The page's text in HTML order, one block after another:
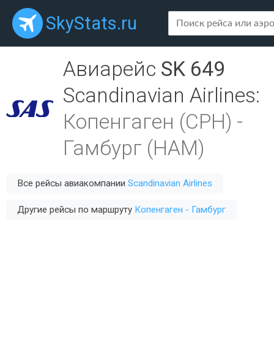
SkyStats.ru
Авиарейс SK 649
Scandinavian Airlines:
Копенгаген (CPH) -
Гамбург (HAM)
Все рейсы авиакомпании Scandinavian Airlines
Другие рейсы по маршруту Копенгаген - Гамбург